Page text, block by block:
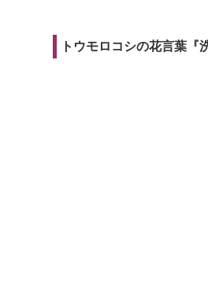
トウモロコシの花言葉『